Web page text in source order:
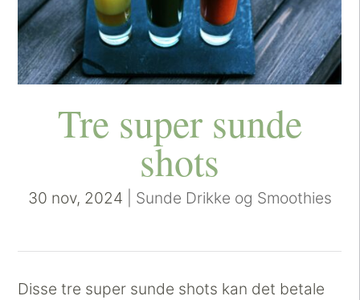
Tre super sunde
shots
30 nov, 2024 Sunde Drikke og Smoothies
Disse tre super sunde shots kan det betale